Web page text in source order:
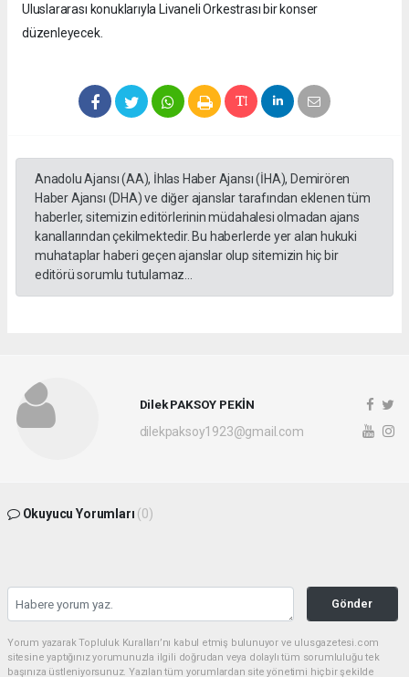
Uluslararası konuklarıyla Livaneli Orkestrası bir konser
düzenleyecek.
Anadolu Ajansı (AA), İhlas Haber Ajansı (İHA), Demirören
Haber Ajansı (DHA) ve diğer ajanslar tarafından eklenen tüm
haberler, sitemizin editörlerinin müdahalesi olmadan ajans
kanallarından çekilmektedir. Bu haberlerde yer alan hukuki
muhataplar haberi geçen ajanslar olup sitemizin hiç bir
editörü sorumlu tutulamaz...
Dilek PAKSOY PEKİN
dilekpaksoy1923@gmail.com
Okuyucu Yorumları (0)
Gönder
Yorum yazarak Topluluk Kuralları’nı kabul etmiş bulunuyor ve ulusgazetesi.com
sitesine yaptığınız yorumunuzla ilgili doğrudan veya dolaylı tüm sorumluluğu tek
başınıza üstleniyorsunuz. Yazılan tüm yorumlardan site yönetimi hiçbir şekilde